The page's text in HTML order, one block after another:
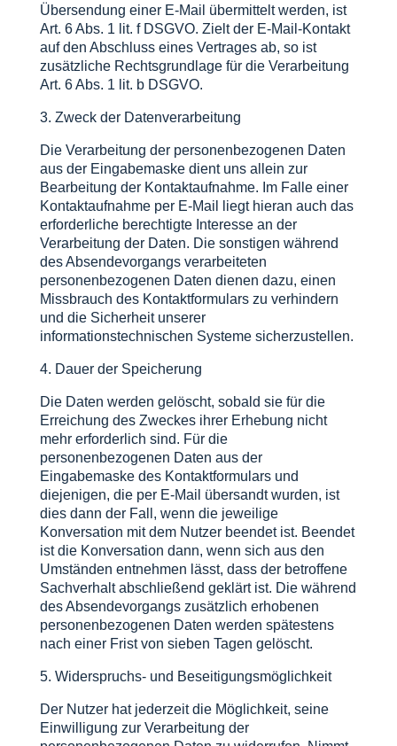
Übersendung einer E-Mail übermittelt werden, ist
Art. 6 Abs. 1 lit. f DSGVO. Zielt der E-Mail-Kontakt
auf den Abschluss eines Vertrages ab, so ist
zusätzliche Rechtsgrundlage für die Verarbeitung
Art. 6 Abs. 1 lit. b DSGVO.
3. Zweck der Datenverarbeitung
Die Verarbeitung der personenbezogenen Daten
aus der Eingabemaske dient uns allein zur
Bearbeitung der Kontaktaufnahme. Im Falle einer
Kontaktaufnahme per E-Mail liegt hieran auch das
erforderliche berechtigte Interesse an der
Verarbeitung der Daten. Die sonstigen während
des Absendevorgangs verarbeiteten
personenbezogenen Daten dienen dazu, einen
Missbrauch des Kontaktformulars zu verhindern
und die Sicherheit unserer
informationstechnischen Systeme sicherzustellen.
4. Dauer der Speicherung
Die Daten werden gelöscht, sobald sie für die
Erreichung des Zweckes ihrer Erhebung nicht
mehr erforderlich sind. Für die
personenbezogenen Daten aus der
Eingabemaske des Kontaktformulars und
diejenigen, die per E-Mail übersandt wurden, ist
dies dann der Fall, wenn die jeweilige
Konversation mit dem Nutzer beendet ist. Beendet
ist die Konversation dann, wenn sich aus den
Umständen entnehmen lässt, dass der betroffene
Sachverhalt abschließend geklärt ist. Die während
des Absendevorgangs zusätzlich erhobenen
personenbezogenen Daten werden spätestens
nach einer Frist von sieben Tagen gelöscht.
5. Widerspruchs- und Beseitigungsmöglichkeit
Der Nutzer hat jederzeit die Möglichkeit, seine
Einwilligung zur Verarbeitung der